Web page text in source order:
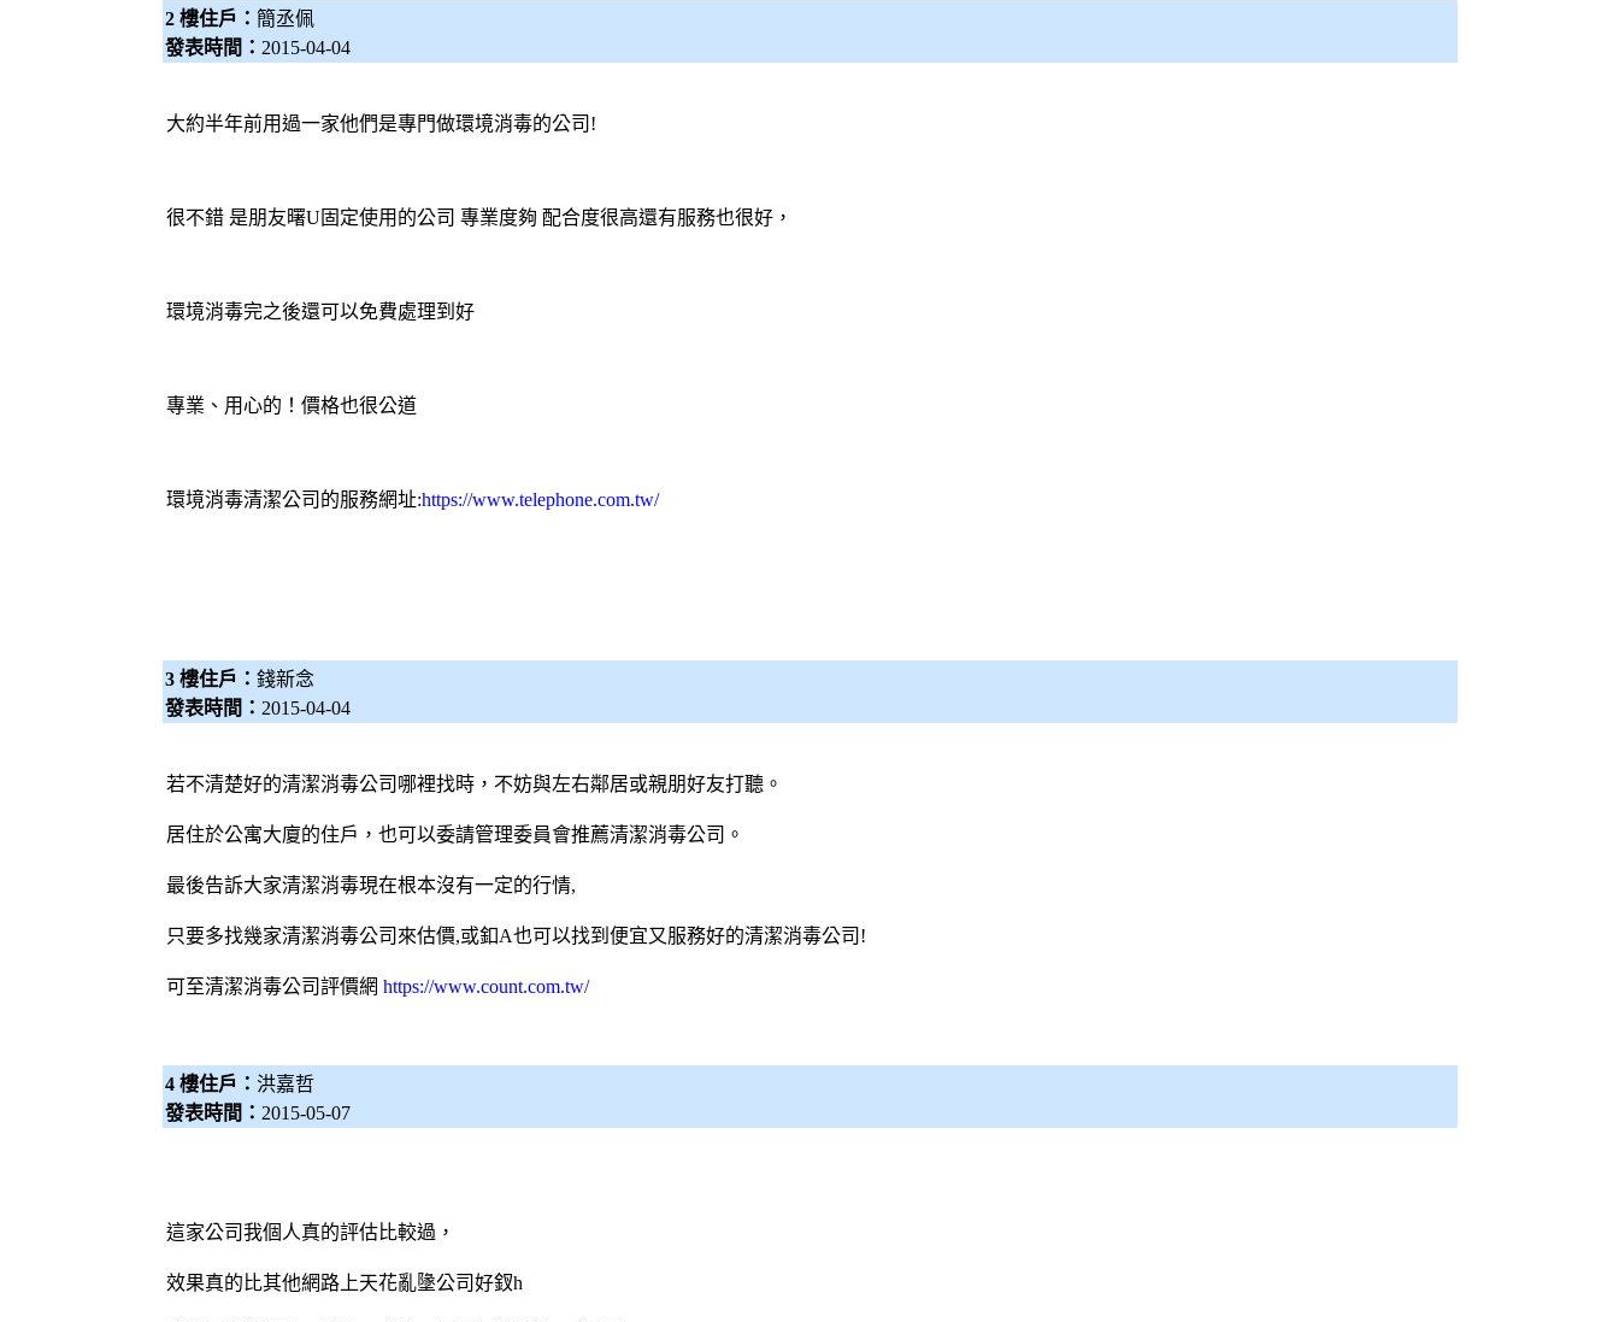
2 樓住戶： 簡丞佩
發表時間： 2015-04-04
大約半年前用過一家他們是專門做環境消毒的公司!
很不錯 是朋友曙U固定使用的公司 專業度夠 配合度很高還有服務也很好，
環境消毒完之後還可以免費處理到好
專業、用心的！價格也很公道
環境消毒清潔公司 的服務網址:https://www.telephone.com.tw/
3 樓住戶： 錢新念
發表時間： 2015-04-04
若不清楚好的清潔消毒公司 哪裡找時，不妨與左右鄰居或親朋好友打聽。
居住於公寓大廈的住戶，也可以委請管理委員會推薦清潔消毒公司 。
最後告訴大家清潔消毒現在根本沒有一定的行情,
只要多找幾家清潔消毒公司 來估價,或釦A也可以找到便宜又服務好的清潔消毒公司 !
可至清潔消毒公司評價網 https://www.count.com.tw/
4 樓住戶： 洪嘉哲
發表時間： 2015-05-07
這家公司我個人真的評估比較過，
效果真的比其他網路上天花亂墬公司好釵h